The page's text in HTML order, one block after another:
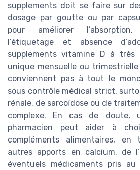
supplements doit se faire sur
dosage par goutte ou par
pour améliorer
l’étiquetage et absence
supplements vitamine D à
unique mensuelle ou
conviennent pas à tout le
sous contrôle médical strict,
rénale, de sarcoïdose ou de
complexe. En cas de doute,
pharmacien peut aider à
compléments alimentaires,
autres apports en calcium, de
éventuels médicaments pris